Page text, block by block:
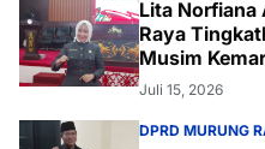
Lita Norfiana
Raya
Musim
Juli 15, 2026
DPRD MURUNG